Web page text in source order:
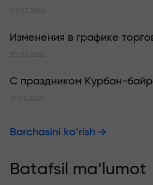
02.07.2026
Изменения в графике
30.06.2026
С праздником Курбан-
27.05.2026
Barchasini ko‘rish
Batafsil ma’lumot